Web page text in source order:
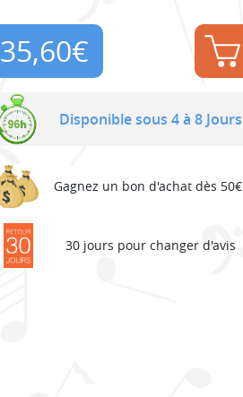
35,60€
Disponible sous 4 à 8 Jours
Gagnez un bon d'achat dès 50€
30 jours pour changer d'avis